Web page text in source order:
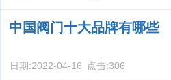
中国阀门十大品牌有哪些
日期:2022-04-16 点击:306